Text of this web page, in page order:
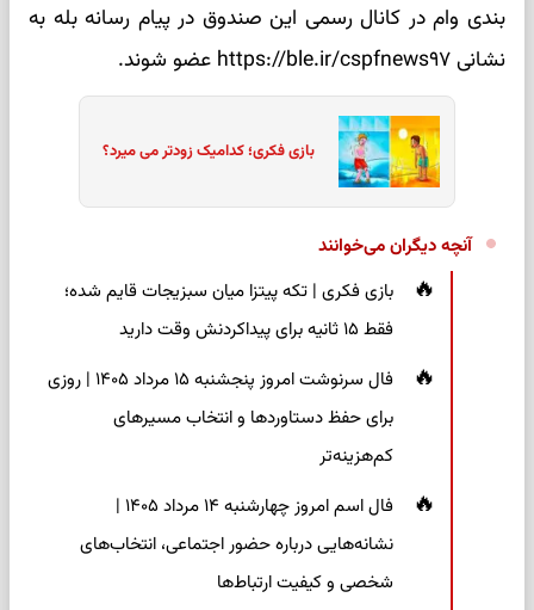
بندی وام در کانال رسمی این صندوق در پیام رسانه بله به
نشانی https://ble.ir/cspfnews۹۷ عضو شوند.
بازی فکری؛ کدامیک زودتر می میرد؟
آنچه دیگران می‌خوانند
بازی فکری | تکه پیتزا میان سبزیجات قایم شده؛
فقط ۱۵ ثانیه برای پیداکردنش وقت دارید
فال سرنوشت امروز پنجشنبه ۱۵ مرداد ۱۴۰۵ | روزی
برای حفظ دستاوردها و انتخاب مسیرهای
کم‌هزینه‌تر
فال اسم امروز چهارشنبه ۱۴ مرداد ۱۴۰۵ |
نشانه‌هایی درباره حضور اجتماعی، انتخاب‌های
شخصی و کیفیت ارتباط‌ها